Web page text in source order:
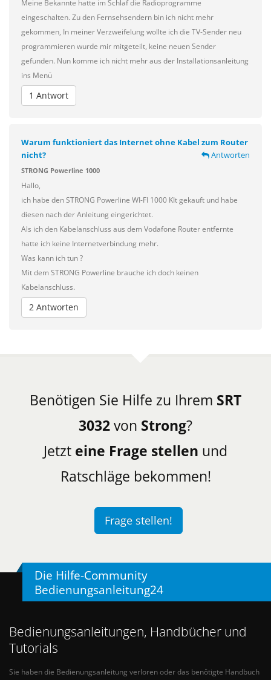
Meine Bekannte hatte im Schlaf die Radioprogramme
eingeschalten. Zu den Fernsehsendern bin ich nicht mehr
gekommen, In meiner Verzweifelung wollte ich die TV-Sender neu
programmieren wurde mir mitgeteilt, keine neuen Sender
gefunden. Nun komme ich nicht mehr aus der Installationsanleitung
ins Menü
1 Antwort
Warum funktioniert das Internet ohne Kabel zum Router
nicht?
Antworten
STRONG Powerline 1000
Hallo,
ich habe den STRONG Powerline WI-FI 1000 KIt gekauft und habe
diesen nach der Anleitung eingerichtet.
Als ich den Kabelanschluss aus dem Vodafone Router entfernte
hatte ich keine Internetverbindung mehr.
Was kann ich tun ?
Mit dem STRONG Powerline brauche ich doch keinen
Kabelanschluss.
2 Antworten
Benötigen Sie Hilfe zu Ihrem SRT
3032von Strong?
Jetzt eine Frage stellen und
Ratschläge bekommen!
Frage stellen!
Die Hilfe-Community
Bedienungsanleitung24
Bedienungsanleitungen, Handbücher und
Tutorials
Sie haben die Bedienungsanleitung verloren oder das benötigte Handbuch